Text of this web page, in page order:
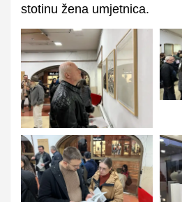
stotinu žena umjetnica.